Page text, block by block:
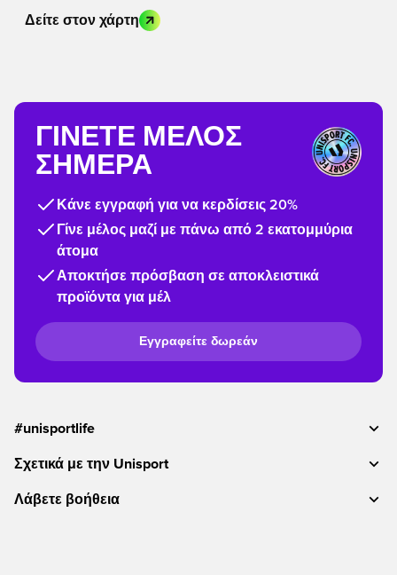
Δείτε στον χάρτη
ΓΊΝΕΤΕ ΜΈΛΟΣ
ΣΉΜΕΡΑ
Κάνε εγγραφή για να κερδίσεις 20%
Γίνε μέλος μαζί με πάνω από 2 εκατομμύρια
άτομα
Αποκτήσε πρόσβαση σε αποκλειστικά
προϊόντα για μέλ
Εγγραφείτε δωρεάν
#unisportlife
Σχετικά με την Unisport
Λάβετε βοήθεια